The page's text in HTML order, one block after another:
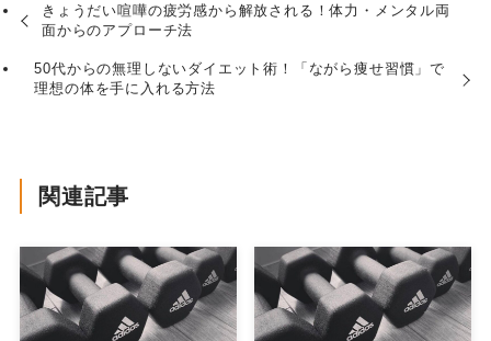
きょうだい喧嘩の疲労感から解放される！体力・メンタル両
面からのアプローチ法
50代からの無理しないダイエット術！「ながら痩せ習慣」で
理想の体を手に入れる方法
関連記事